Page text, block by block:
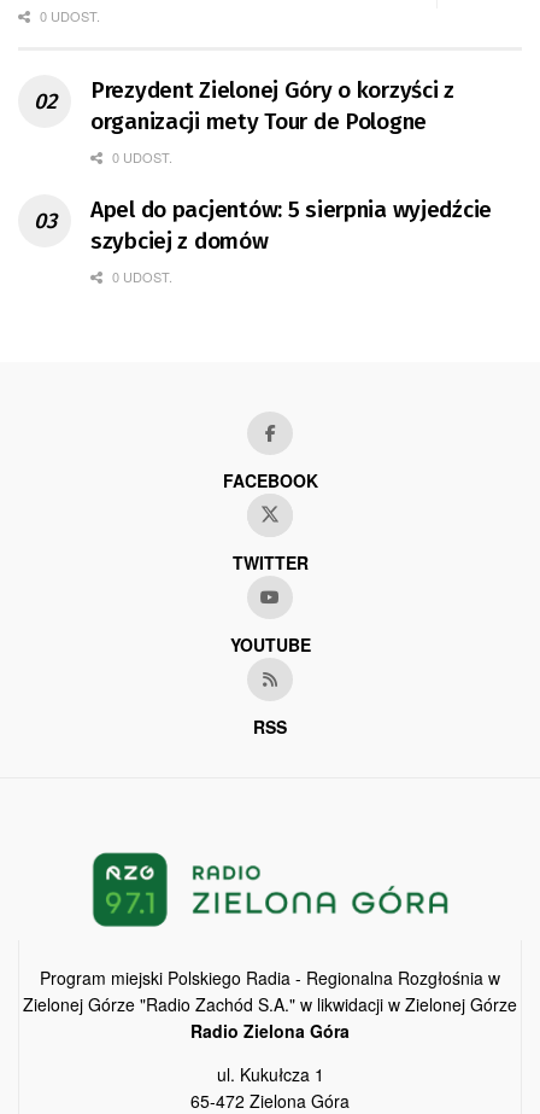
0 UDOST.
Prezydent Zielonej Góry o korzyści z
organizacji mety Tour de Pologne
0 UDOST.
Apel do pacjentów: 5 sierpnia wyjedźcie
szybciej z domów
0 UDOST.
FACEBOOK
TWITTER
YOUTUBE
RSS
Program miejski Polskiego Radia - Regionalna Rozgłośnia w
Zielonej Górze "Radio Zachód S.A." w likwidacji w Zielonej Górze
Radio Zielona Góra
ul. Kukułcza 1
65-472 Zielona Góra